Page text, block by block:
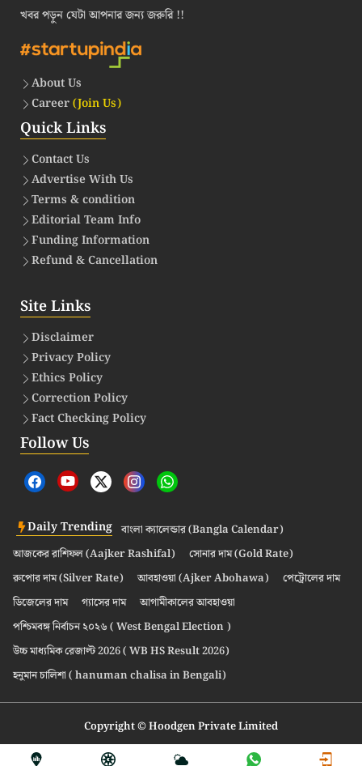
খবর পড়ুন যেটা আপনার জন্য জরুরি !!
About Us
Career(Join Us)
Quick Links
Contact Us
Advertise With Us
Terms & condition
Editorial Team Info
Funding Information
Refund & Cancellation
Site Links
Disclaimer
Privacy Policy
Ethics Policy
Correction Policy
Fact Checking Policy
Follow Us
Daily Trending বাংলা ক্যালেন্ডার (Bangla Calendar)
আজকের রাশিফল (Aajker Rashifal)
সোনার দাম (Gold Rate)
রুপোর দাম (Silver Rate)
আবহাওয়া (Ajker Abohawa)
পেট্রোলের দাম
ডিজেলের দাম
গ্যাসের দাম
আগামীকালের আবহাওয়া
পশ্চিমবঙ্গ নির্বাচন ২০২৬ ( West Bengal Election )
উচ্চ মাধ্যমিক রেজাল্ট 2026 ( WB HS Result 2026)
হনুমান চালিশা ( hanuman chalisa in Bengali)
Copyright © Hoodgen Private Limited